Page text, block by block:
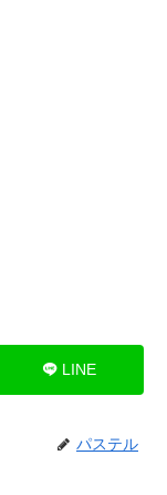
LINE
パステル